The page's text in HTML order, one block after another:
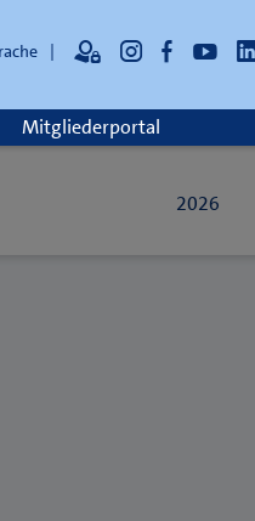
Mitgliederportal
2026